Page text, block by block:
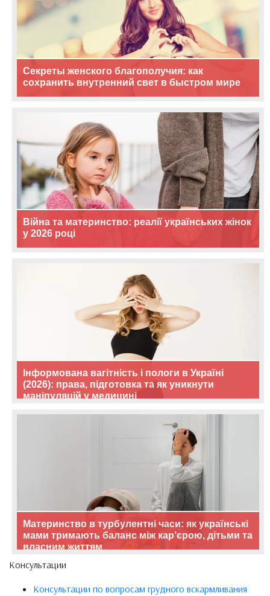
Секреты женского благополучия: как
сохранить внутренний свет в быстром мире
Війна та материнство: реалії українських жінок
у 2026 році
Інформована вагітність і пологи в Україні
(2026): права, підготовка та як уникнути
маніпуляцій у медицині
Материнство в турбулентні часи: як українські
мами тримають баланс між кар’єрою, дітьми та
власним життям
Консультации
Консультации по вопросам грудного вскармливания